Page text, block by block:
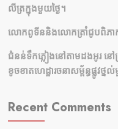
លីត្រក្នុងមួយថ្ងៃ។
លោកពូទីននិងលោកត្រាំជូបពិភាក្ស
ជំនន់​ទឹកភ្លៀង​នៅ​តាម​ដងអូរ​
ខូចខាត​ហេដ្ឋារចនាសម្ព័ន្ធ​ផ្លូវថ្
Recent Comments